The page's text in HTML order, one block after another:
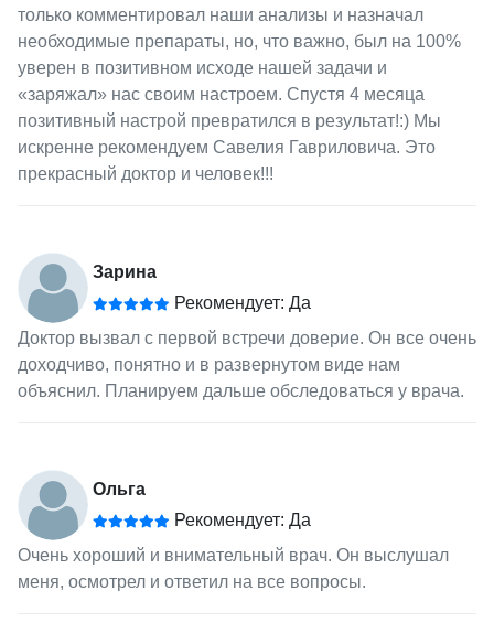
только комментировал наши анализы и назначал
необходимые препараты, но, что важно, был на 100%
уверен в позитивном исходе нашей задачи и
«заряжал» нас своим настроем. Спустя 4 месяца
позитивный настрой превратился в результат!:) Мы
искренне рекомендуем Савелия Гавриловича. Это
прекрасный доктор и человек!!!
Зарина
Рекомендует: Да
Доктор вызвал с первой встречи доверие. Он все очень
доходчиво, понятно и в развернутом виде нам
объяснил. Планируем дальше обследоваться у врача.
Ольга
Рекомендует: Да
Очень хороший и внимательный врач. Он выслушал
меня, осмотрел и ответил на все вопросы.